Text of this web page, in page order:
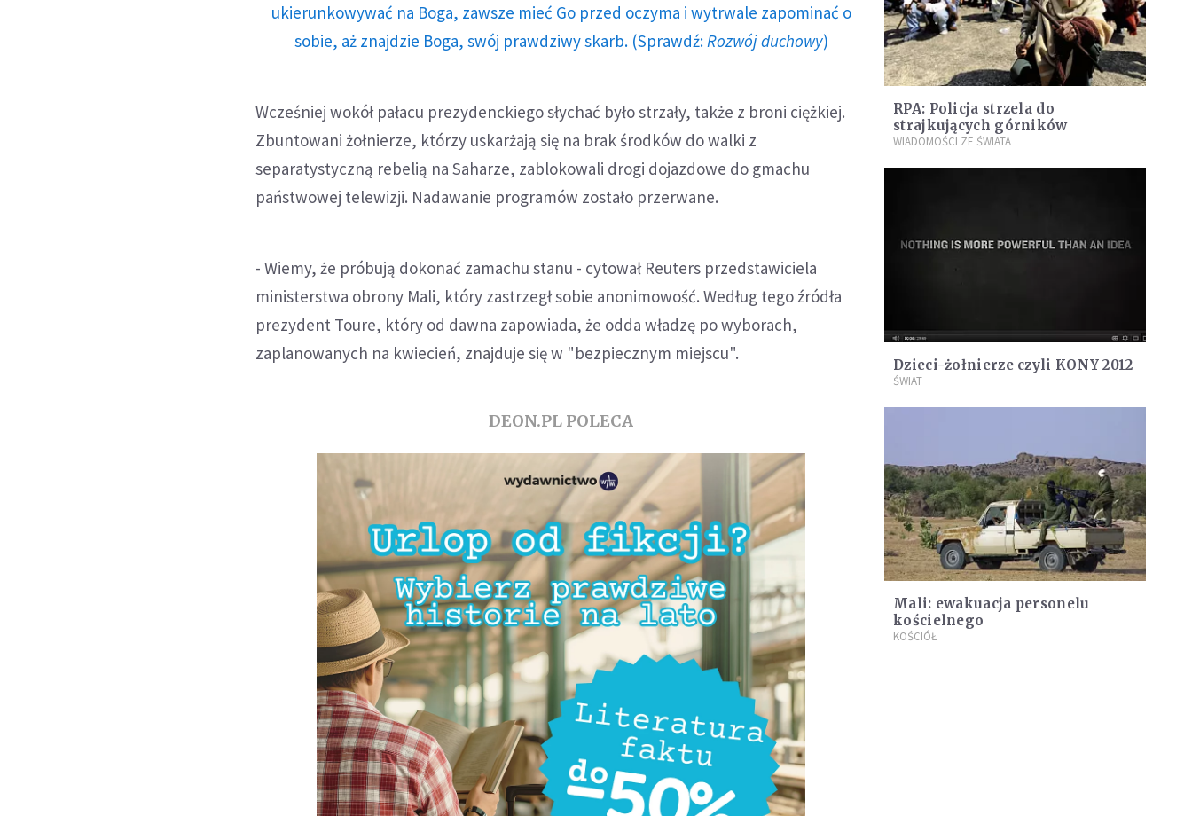
ukierunkowywać na Boga, zawsze mieć Go przed oczyma i wytrwale zapominać o
sobie, aż znajdzie Boga, swój prawdziwy skarb. (Sprawdź: Rozwój duchowy)
Wcześniej wokół pałacu prezydenckiego słychać było strzały, także z broni ciężkiej.
Zbuntowani żołnierze, którzy uskarżają się na brak środków do walki z
separatystyczną rebelią na Saharze, zablokowali drogi dojazdowe do gmachu
państwowej telewizji. Nadawanie programów zostało przerwane.
- Wiemy, że próbują dokonać zamachu stanu - cytował Reuters przedstawiciela
ministerstwa obrony Mali, który zastrzegł sobie anonimowość. Według tego źródła
prezydent Toure, który od dawna zapowiada, że odda władzę po wyborach,
zaplanowanych na kwiecień, znajduje się w "bezpiecznym miejscu".
DEON.PL POLECA
RPA: Policja strzela do
strajkujących górników
WIADOMOŚCI ZE ŚWIATA
Dzieci-żołnierze czyli KONY 2012
ŚWIAT
Mali: ewakuacja personelu
kościelnego
KOŚCIÓŁ